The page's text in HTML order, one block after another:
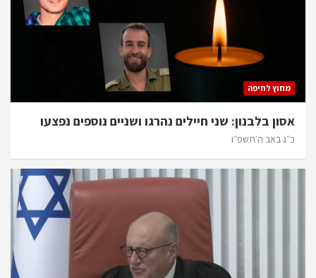
מחוץ לחיפה
אסון בלבנון: שני חיילים נהרגו ושניים נוספים נפצעו
כ״ג באב ה׳תשפ״ו